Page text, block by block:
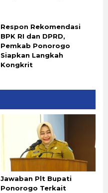
Respon Rekomendasi
BPK RI dan DPRD,
Pemkab Ponorogo
Siapkan Langkah
Kongkrit
Jawaban Plt Bupati
Ponorogo Terkait